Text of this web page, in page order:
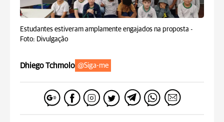
Estudantes estiveram amplamente engajados na proposta -
Foto: Divulgação
Dhiego Tchmolo @Siga-me